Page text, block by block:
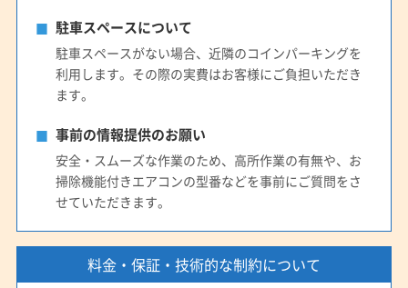
駐車スペースについて
駐車スペースがない場合、近隣のコインパーキングを
利用します。その際の実費はお客様にご負担いただき
ます。
事前の情報提供のお願い
安全・スムーズな作業のため、高所作業の有無や、お
掃除機能付きエアコンの型番などを事前にご質問をさ
せていただきます。
料金・保証・技術的な制約について